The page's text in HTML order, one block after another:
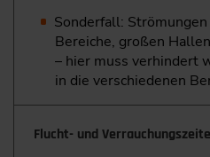
Sonderfall:
Bereiche, ­großen
– hier muss ­verhindert
in die verschiedenen
Flucht- und